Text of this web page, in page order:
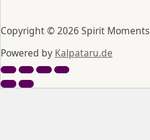
Copyright © 2026 Spirit Moments
Powered by Kalpataru.de